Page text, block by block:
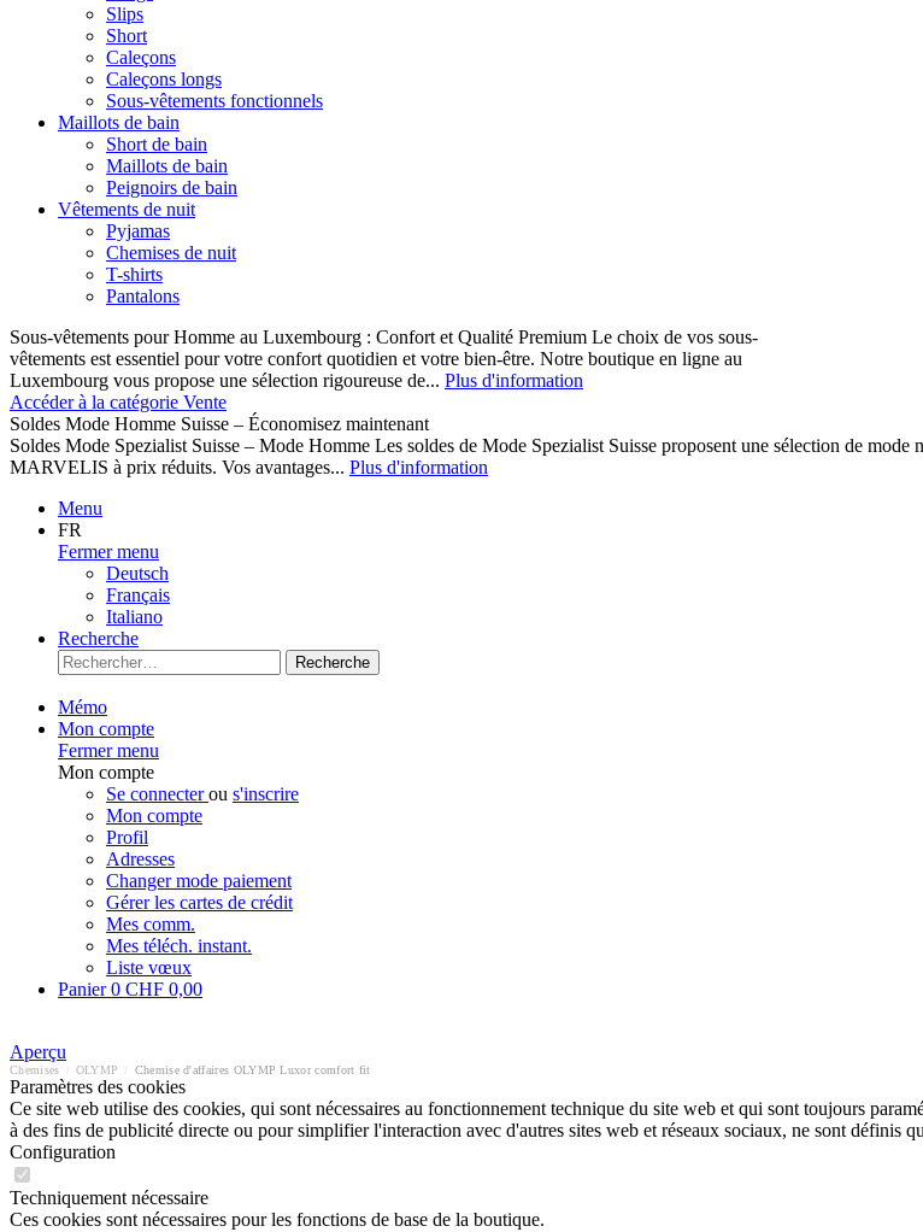
Slips
Short
Caleçons
Caleçons longs
Sous-vêtements fonctionnels
Maillots de bain
Short de bain
Maillots de bain
Peignoirs de bain
Vêtements de nuit
Pyjamas
Chemises de nuit
T-shirts
Pantalons
Sous-vêtements pour Homme au Luxembourg : Confort et Qualité Premium Le choix de vos sous-
vêtements est essentiel pour votre confort quotidien et votre bien-être. Notre boutique en ligne au
Luxembourg vous propose une sélection rigoureuse de... Plus d'information
Accéder à la catégorie Vente
Soldes Mode Homme Suisse – Économisez maintenant
Soldes Mode Spezialist Suisse – Mode Homme Les soldes de Mode Spezialist Suisse proposent une sélection de
MARVELIS à prix réduits. Vos avantages... Plus d'information
Menu
FR
Fermer menu
Deutsch
Français
Italiano
Recherche
Recherche
Mémo
Mon compte
Fermer menu
Mon compte
Se connecterou s'inscrire
Mon compte
Profil
Adresses
Changer mode paiement
Gérer les cartes de crédit
Mes comm.
Mes téléch. instant.
Liste vœux
Panier0 CHF 0,00
Aperçu
Chemises OLYMP Chemise d'affaires OLYMP Luxor comfort fit
Paramètres des cookies
Ce site web utilise des cookies, qui sont nécessaires au fonctionnement technique du site web et qui sont toujours
à des fins de publicité directe ou pour simplifier l'interaction avec d'autres sites web et réseaux sociaux, ne sont définis
Configuration
Techniquement nécessaire
Ces cookies sont nécessaires pour les fonctions de base de la boutique.